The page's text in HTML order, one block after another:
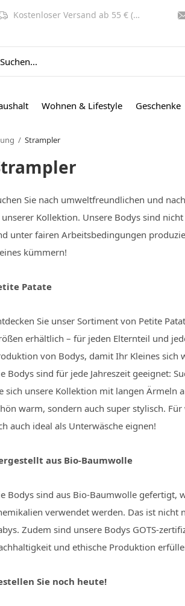
Wohnen & Lifestyle Geschenke
Kostenloser Versand ab 55 € (NL, BE)
Strampler
Sie nach umweltfreundlichen und
unserer Kollektion. Unsere Bodys sind
unter fairen Arbeitsbedingungen
kümmern!
Patate
Sie unser Sortiment von Petite
erhältlich – für jeden Elternteil und
von Bodys, damit Ihr Kleines
Bodys sind für jede Jahreszeit geeignet:
sich unsere Kollektion mit langen Ärmeln
warm, sondern auch super stylisch.
auch ideal als Unterwäsche eignen!
aus Bio-Baumwolle
Bodys sind aus Bio-Baumwolle gefertigt,
verwendet werden. Das ist
Zudem sind unsere Bodys GOTS-
und ethische Produktion
Sie noch heute!